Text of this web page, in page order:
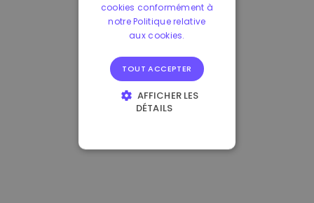
cookies conformément à
notre Politique relative
aux cookies.
TOUT ACCEPTER
AFFICHER LES
DÉTAILS